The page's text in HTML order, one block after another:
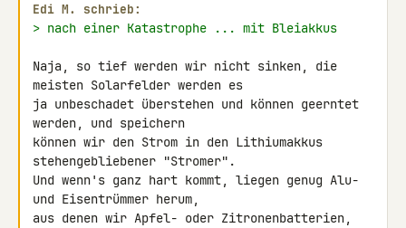
Edi M. schrieb:
> nach einer Katastrophe ... mit Bleiakkus
Naja, so tief werden wir nicht sinken, die
meisten Solarfelder werden es
ja unbeschadet überstehen und können geerntet
werden, und speichern
können wir den Strom in den Lithiumakkus
stehengebliebener "Stromer".
Und wenn's ganz hart kommt, liegen genug Alu-
und Eisentrümmer herum,
aus denen wir Apfel- oder Zitronenbatterien,